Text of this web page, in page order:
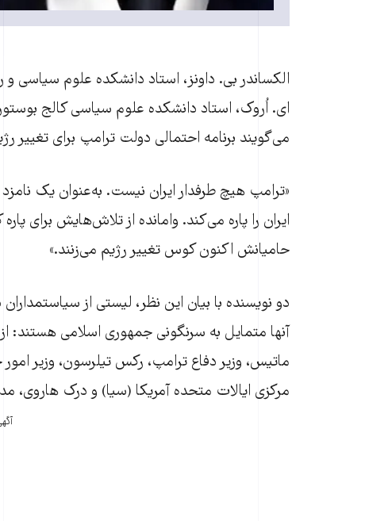
الکساندر بی. داونز، استاد دانشکده علوم سیاسی
ای. اُروک، استاد دانشکده علوم سیاسی کالج
می‌گویند برنامه احتمالی دولت ترامپ برای تغییر
«ترامپ هیچ طرفدار ایران نیست. به‌عنوان یک نامزد
ایران را پاره می‌کند. وامانده از تلاش‌هایش برای
حامیانش اکنون کوس تغییر رژیم می‌زنند.»
دو نویسنده با بیان این نظر، لیستی از
آنها متمایل به سرنگونی جمهوری اسلامی هستند:
ماتیس، وزیر دفاع ترامپ، رکس تیلرسون، وزیر
مرکزی ایالات متحده آمریکا (سیا) و درک هاروی،